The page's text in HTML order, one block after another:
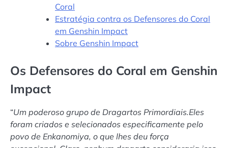
Coral
Estratégia contra os Defensores do Coral
em Genshin Impact
Sobre Genshin Impact
Os Defensores do Coral em Genshin
Impact
“Um poderoso grupo de Dragartos Primordiais.Eles
foram criados e selecionados especificamente pelo
povo de Enkanomiya, o que lhes deu força